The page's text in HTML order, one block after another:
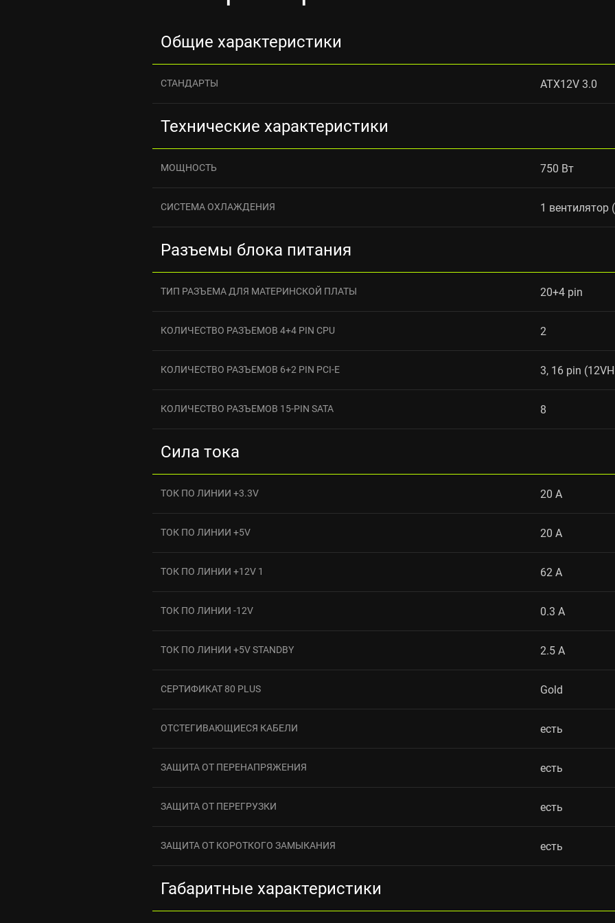
Общие характеристики
СТАНДАРТЫ ATX12V 3.0
Технические характеристики
МОЩНОСТЬ 750 Вт
СИСТЕМА ОХЛАЖДЕНИЯ 1
Разъемы блока питания
ТИП РАЗЪЕМА ДЛЯ МАТЕРИНСКОЙ ПЛАТЫ 20+4 pin
КОЛИЧЕСТВО РАЗЪЕМОВ 4+4 PIN CPU 2
КОЛИЧЕСТВО РАЗЪЕМОВ 6+2 PIN PCI-E 3, 16 pin
КОЛИЧЕСТВО РАЗЪЕМОВ 15-PIN SATA 8
Сила тока
ТОК ПО ЛИНИИ +3.3V 20 А
ТОК ПО ЛИНИИ +5V 20 А
ТОК ПО ЛИНИИ +12V 1 62 А
ТОК ПО ЛИНИИ -12V 0.3 А
ТОК ПО ЛИНИИ +5V STANDBY 2.5 A
СЕРТИФИКАТ 80 PLUS Gold
ОТСТЕГИВАЮЩИЕСЯ КАБЕЛИ есть
ЗАЩИТА ОТ ПЕРЕНАПРЯЖЕНИЯ есть
ЗАЩИТА ОТ ПЕРЕГРУЗКИ есть
ЗАЩИТА ОТ КОРОТКОГО ЗАМЫКАНИЯ есть
Габаритные характеристики